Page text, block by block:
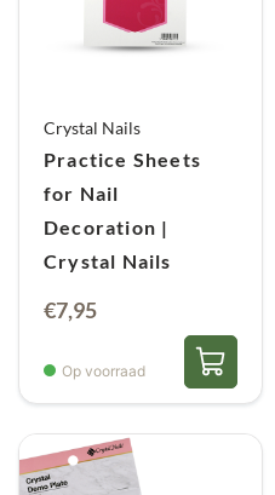
Crystal Nails
Practice Sheets
for Nail
Decoration |
Crystal Nails
€7,95
Op voorraad